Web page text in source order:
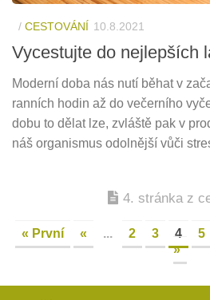
/ CESTOVÁNÍ 10.8.2021
Vycestujte do nejlepších
Moderní doba nás nutí běhat v
ranních hodin až do večerního
dobu to dělat lze, zvláště pak v
náš organismus odolnější vůči
4. stránka z
« První « ... 2 3 4 5
»